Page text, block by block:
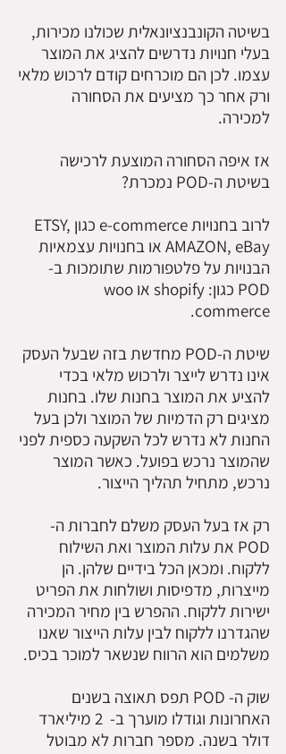
בשיטה הקונבנציונאלית שכולנו מכירות,
בעלי חנויות נדרשים להציג את המוצר
עצמו. לכן הם מוכרחים קודם לרכוש מלאי
ורק אחר כך מציעים את הסחורה
למכירה.
אז איפה הסחורה המוצעת לרכישה
בשיטת ה-POD נמכרת?
לרוב בחנויות e-commerce כגון ETSY,
AMAZON, eBay או בחנויות עצמאיות
הבנויות על פלטפורמות שתומכות ב-
POD כגון: shopify או woo
commerce.
שיטת ה-POD מחדשת בזה שבעל העסק
אינו נדרש לייצר ולרכוש מלאי בכדי
להציע את המוצר בחנות שלו. בחנות
מציגים רק הדמיות של המוצר ולכן בעל
החנות לא נדרש לכל השקעה כספית לפני
שהמוצר נרכש בפועל. כאשר המוצר
נרכש, מתחיל תהליך הייצור.
רק אז בעל העסק משלם לחברות ה-
POD את עלות המוצר ואת השילוח
ללקוח. ומכאן הכל בידיים שלהן. הן
מייצרות, מדפיסות ושולחות את הפריט
ישירות ללקוח. ההפרש בין מחיר המכירה
שהגדרנו ללקוח לבין עלות הייצור שאנו
משלמים הוא הרווח שנשאר למוכר בכיס.
שוק ה- POD תפס תאוצה בשנים
האחרונות וגודלו מוערך ב- 2 מיליארד
דולר בשנה. מספר חברות לא מבוטל